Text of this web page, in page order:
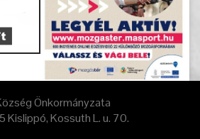
Önkormányzata
Kislippó, Kossuth L. u. 70.